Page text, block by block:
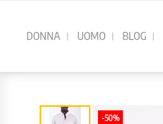
DONNA UOMO BLOG
-50%